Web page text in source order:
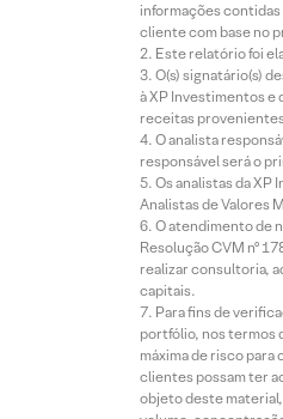
informações contidas
cliente com base no
Este relatório foi
O(s) signatário(s)
à XP Investimentos e
receitas
O analista
responsável será o
Os analistas da XP
Analistas de Valores
O atendimento de
Resolução CVM nº
realizar consultoria,
capitais.
Para fins de
portfólio, nos termos
máxima de risco
clientes possam ter
objeto deste